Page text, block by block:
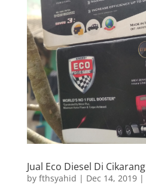
Jual Eco Diesel Di Cikarang
by fthsyahid | Dec 14, 2019|